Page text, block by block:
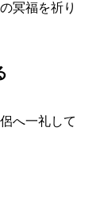
冥福を祈り
へ一礼して